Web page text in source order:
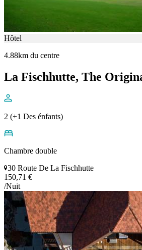
Hôtel
4.88km du centre
La Fischhutte, The
2 (+1 Des énfants)
Chambre double
30 Route De La Fischhutte
150,71 €
/Nuit